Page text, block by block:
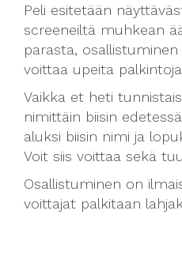
Peli esitetään
screeneiltä muhkean
parasta,
voittaa upeita
Vaikka et heti
nimittäin biisin
aluksi biisin nimi ja
Voit siis voittaa sekä
Osallistuminen on
voittajat palkitaan